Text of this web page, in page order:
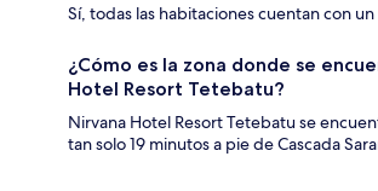
Sí, todas las habitaciones cuentan con
¿Cómo es la zona donde se
Hotel Resort Tetebatu?
Nirvana Hotel Resort Tetebatu se
tan solo 19 minutos a pie de Cascada